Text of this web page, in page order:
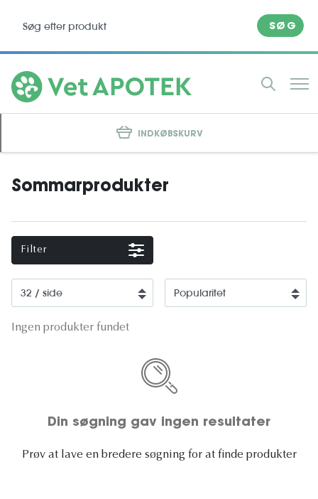
SØG
INDKØBSKURV
Sommarprodukter
Filter
Ingen produkter fundet
Din søgning gav ingen resultater
Prøv at lave en bredere søgning for at finde produkter